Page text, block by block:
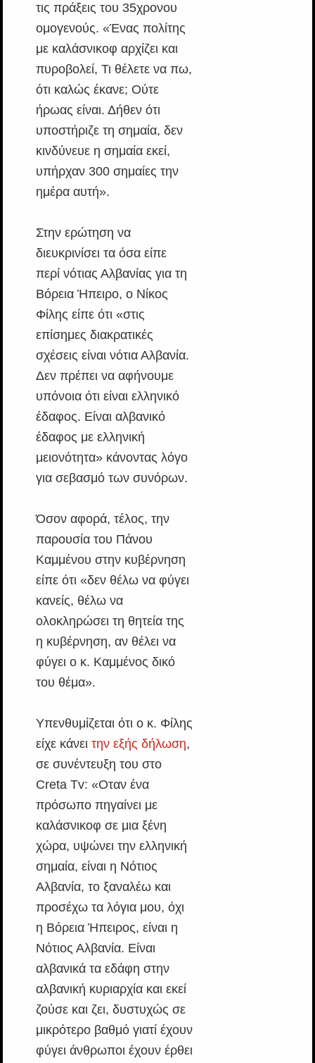
τις πράξεις του 35χρονου
ομογενούς. «Ένας πολίτης
με καλάσνικοφ αρχίζει και
πυροβολεί, Τι θέλετε να πω,
ότι καλώς έκανε; Ούτε
ήρωας είναι. Δήθεν ότι
υποστήριζε τη σημαία, δεν
κινδύνευε η σημαία εκεί,
υπήρχαν 300 σημαίες την
ημέρα αυτή».
Στην ερώτηση να
διευκρινίσει τα όσα είπε
περί νότιας Αλβανίας για τη
Βόρεια Ήπειρο, ο Νίκος
Φίλης είπε ότι «στις
επίσημες διακρατικές
σχέσεις είναι νότια Αλβανία.
Δεν πρέπει να αφήνουμε
υπόνοια ότι είναι ελληνικό
έδαφος. Είναι αλβανικό
έδαφος με ελληνική
μειονότητα» κάνοντας λόγο
για σεβασμό των συνόρων.
Όσον αφορά, τέλος, την
παρουσία του Πάνου
Καμμένου στην κυβέρνηση
είπε ότι «δεν θέλω να φύγει
κανείς, θέλω να
ολοκληρώσει τη θητεία της
η κυβέρνηση, αν θέλει να
φύγει ο κ. Καμμένος δικό
του θέμα».
Υπενθυμίζεται ότι ο κ. Φίλης
είχε κάνει την εξής δήλωση,
σε συνέντευξη του στο
Creta Tv: «Οταν ένα
πρόσωπο πηγαίνει με
καλάσνικοφ σε μια ξένη
χώρα, υψώνει την ελληνική
σημαία, είναι η Νότιος
Αλβανία, το ξαναλέω και
προσέχω τα λόγια μου, όχι
η Βόρεια Ήπειρος, είναι η
Νότιος Αλβανία. Είναι
αλβανικά τα εδάφη στην
αλβανική κυριαρχία και εκεί
ζούσε και ζει, δυστυχώς σε
μικρότερο βαθμό γιατί έχουν
φύγει άνθρωποι έχουν έρθει